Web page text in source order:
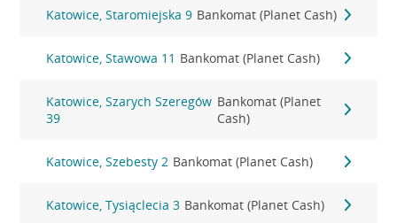
Katowice, Staromiejska 9 Bankomat (Planet Cash)
Katowice, Stawowa 11 Bankomat (Planet Cash)
Katowice, Szarych Szeregów
39
Bankomat (Planet
Cash)
Katowice, Szebesty 2 Bankomat (Planet Cash)
Katowice, Tysiąclecia 3 Bankomat (Planet Cash)